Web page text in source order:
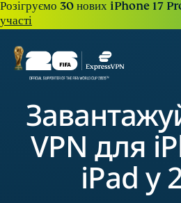
Розігруємо 30 нових iPhone 17
участі
VPN для
iPad у